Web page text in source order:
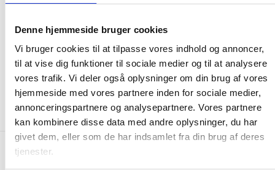
Denne hjemmeside bruger cookies
Vi bruger cookies til at tilpasse vores indhold og annoncer,
til at vise dig funktioner til sociale medier og til at analysere
vores trafik. Vi deler også oplysninger om din brug af vores
hjemmeside med vores partnere inden for sociale medier,
annonceringspartnere og analysepartnere. Vores partnere
kan kombinere disse data med andre oplysninger, du har
givet dem, eller som de har indsamlet fra din brug af deres
tjenester.
288 DKK
Flere produkter (78)